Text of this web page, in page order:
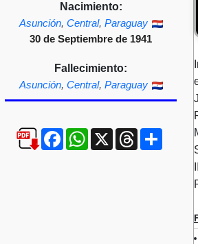
Nacimiento:
Asunción, Central, Paraguay
30 de Septiembre de 1941
Fallecimiento:
Asunción, Central, Paraguay
FacebookWhatsApp
X Threads